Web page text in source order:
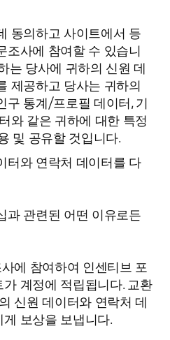
동의하고 사이트에서 등
조사에 참여할 수 있습니
는 당사에 귀하의 신원 데
제공하고 당사는 귀하의
구 통계/프로필 데이터, 기
와 같은 귀하에 대한 특정
및 공유할 것입니다.
터와 연락처 데이터를 다
과 관련된 어떤 이유로든
에 참여하여 인센티브 포
계정에 적립됩니다. 교환
신원 데이터와 연락처 데
보상을 보냅니다.